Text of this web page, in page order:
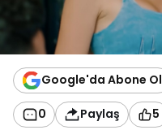
Google'da Abone Ol
0 Paylaş 5